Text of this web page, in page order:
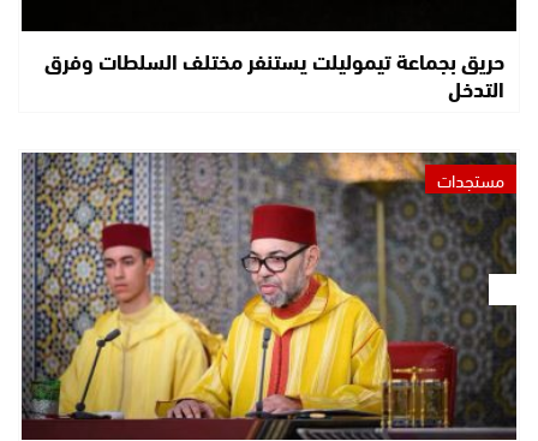
حريق بجماعة تيموليلت يستنفر مختلف السلطات وفرق
التدخل
مستجدات